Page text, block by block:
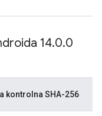
14.0.0
kontrolna SHA-256